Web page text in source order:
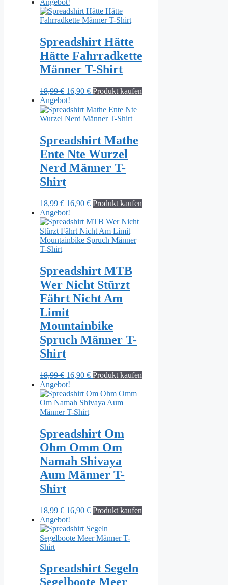
war:
18,99 €
ist:
16,90 €.
Angebot!
Spreadshirt Hätte
Hätte Fahrradkette
Männer T-Shirt
18,99€ Ursprünglicher
Preis
war:
18,99 €
16,90 €Aktueller
ist:
16,90 €.
Produkt kaufen
Angebot!
Spreadshirt Mathe
Ente Nte Wurzel
Nerd Männer T-
Shirt
18,99€ Ursprünglicher
Preis
war:
18,99 €
16,90 €Aktueller
ist:
16,90 €.
Produkt kaufen
Angebot!
Spreadshirt MTB
Wer Nicht Stürzt
Fährt Nicht Am
Limit
Mountainbike
Spruch Männer T-
Shirt
18,99€ Ursprünglicher
Preis
war:
18,99 €
16,90 €Aktueller
ist:
16,90 €.
Produkt kaufen
Angebot!
Spreadshirt Om
Ohm Omm Om
Namah Shivaya
Aum Männer T-
Shirt
18,99€ Ursprünglicher
Preis
war:
18,99 €
16,90 €Aktueller
ist:
16,90 €.
Produkt kaufen
Angebot!
Spreadshirt Segeln
Segelboote Meer